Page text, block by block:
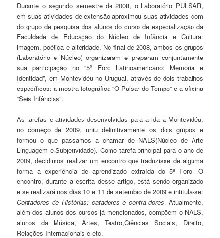
Durante o segundo semestre de 2008, o Laboratório PULSAR,
em suas atividades de extensão aproximou suas atividades com
do grupo de pesquisa dos alunos do curso de especialização da
Faculdade de Educação do Núcleo de Infância e Cultura:
imagem, poética e alteridade. No final de 2008, ambos os grupos
(Laboratório e Núcleo) organizaram e preparam conjuntamente
sua participação no “5º Foro Latinoamericano: Memoria e
Identidad”, em Montevidéu no Uruguai, através de dois trabalhos
específicos: a mostra fotográfica “O Pulsar do Tempo” e a oficina
“Seis Infâncias”.
As tarefas e atividades desenvolvidas para a ida a Montevidéu,
no começo de 2009, uniu definitivamente os dois grupos e
formou o que passamos a chamar de NALS(Núcleo de Arte
Linguagem e Subjetividade). Como tarefa principal para o ano de
2009, decidimos realizar um encontro que traduzisse de alguma
forma a experiência de aprendizado extraída do 5º Foro. O
encontro, durante a escrita desse artigo, está sendo organizado
e se realizará nos dias 10 e 11 de setembro de 2009 e intitula-se:
Contadores de Histórias: catadores e contra-dores. Atualmente,
além dos alunos dos cursos já mencionados, compõem o NALS,
alunos da Música, Artes, Teatro,Ciências Sociais, Direito,
Relações Internacionais e etc.